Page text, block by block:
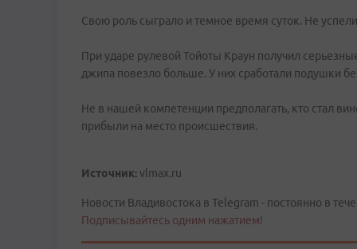
Свою роль сыграло и темное время суток. Не
При ударе рулевой Тойоты Краун получил
джипа повезло больше. У них сработали подушки
Не в нашей компетенции предполагать, кто стал
прибыли на место происшествия.
Источник:vlmax.ru
Новости Владивостока в Telegram - постоянно в
Подписывайтесь одним нажатием!